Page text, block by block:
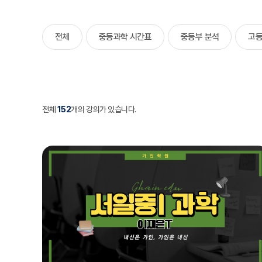
전체 중등과학 시간표 중등부 분석 고
전체 152개의 강의가 있습니다.